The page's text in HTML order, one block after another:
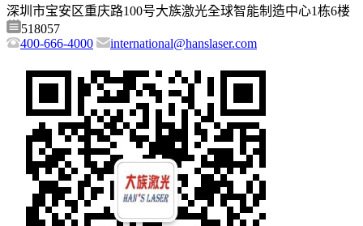
深圳市宝安区重庆路100号大族激光全球智能制造中心1栋6楼
518057
400-666-4000
international@hanslaser.com